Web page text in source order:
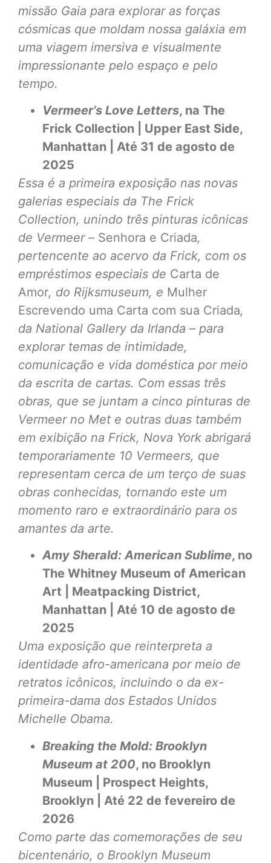
missão Gaia para explorar as forças
cósmicas que moldam nossa galáxia em
uma viagem imersiva e visualmente
impressionante pelo espaço e pelo
tempo.
Vermeer’s Love Letters, na The
Frick Collection | Upper East Side,
Manhattan | Até 31 de agosto de
2025
Essa é a primeira exposição nas novas
galerias especiais da The Frick
Collection, unindo três pinturas icônicas
de Vermeer – Senhora e Criada,
pertencente ao acervo da Frick, com os
empréstimos especiais de Carta de
Amor, do Rijksmuseum, e Mulher
Escrevendo uma Carta com sua Criada,
da National Gallery da Irlanda – para
explorar temas de intimidade,
comunicação e vida doméstica por meio
da escrita de cartas. Com essas três
obras, que se juntam a cinco pinturas de
Vermeer no Met e outras duas também
em exibição na Frick, Nova York abrigará
temporariamente 10 Vermeers, que
representam cerca de um terço de suas
obras conhecidas, tornando este um
momento raro e extraordinário para os
amantes da arte.
Amy Sherald: American Sublime, no
The Whitney Museum of American
Art | Meatpacking District,
Manhattan | Até 10 de agosto de
2025
Uma exposição que reinterpreta a
identidade afro-americana por meio de
retratos icônicos, incluindo o da ex-
primeira-dama dos Estados Unidos
Michelle Obama.
Breaking the Mold: Brooklyn
Museum at 200, no Brooklyn
Museum | Prospect Heights,
Brooklyn | Até 22 de fevereiro de
2026
Como parte das comemorações de seu
bicentenário, o Brooklyn Museum